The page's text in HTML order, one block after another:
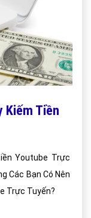
Kiếm Tiền
Youtube Trực
Các Bạn Có Nên
Trực Tuyến?